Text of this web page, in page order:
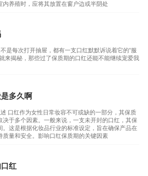
内养殖时，应将其放置在窗户边或半阴处
是每次打开抽屉，都有一支口红默默诉说着它的“服
来揭秘，那些过了保质期的口红还能不能继续宠爱我
多久啊
口红作为女性日常妆容不可或缺的一部分，其保质
决于多个因素。一般来说，一支未开封的口红，其保
。这是根据化妆品行业的标准设定，旨在确保产品在
质量和安全。影响口红保质期的关键因素
红